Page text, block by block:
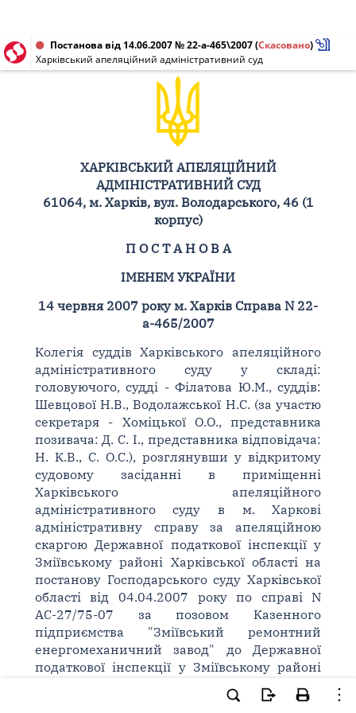
Постанова від 14.06.2007 № 22-а-465\2007(Скасовано)
Харківський апеляційний адміністративний суд
ХАРКІВСЬКИЙ АПЕЛЯЦІЙНИЙ
АДМІНІСТРАТИВНИЙ СУД
61064, м. Харків, вул. Володарського, 46 (1
корпус)
П О С Т А Н О В А
ІМЕНЕМ УКРАЇНИ
14 червня 2007 року м. Харків Справа N 22-
а-465/2007
Колегія суддів Харківського апеляційного
адміністративного суду у складі:
головуючого, судді - Філатова Ю.М., суддів:
Шевцової Н.В., Водолажської Н.С. (за участю
секретаря - Хоміцької О.О., представника
позивача: Д. С. І., представника відповідача:
Н. К.В., С. О.С.), розглянувши у відкритому
судовому засіданні в приміщенні
Харківського апеляційного
адміністративного суду в м. Харкові
адміністративну справу за апеляційною
скаргою Державної податкової інспекції у
Зміївському районі Харківської області на
постанову Господарського суду Харківської
області від 04.04.2007 року по справі N
АС-27/75-07 за позовом Казенного
підприємства "Зміївський ремонтний
енергомеханичний завод" до Державної
податкової інспекції у Зміївському районі
Харківської області про скасування